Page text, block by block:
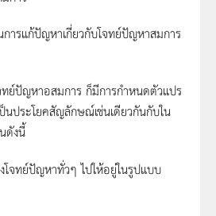
แก้ปัญหาเกี่ยวกับโจทย์ปัญหาสมการ
ญหาอสมการ ก็มีการกำหนดตัวแปร
นประโยคสัญลักษณ์เช่นเดียวกันกับใน
ดังนี้
โจทย์ปัญหาทั่วๆ ไปให้อยู่ในรูปแบบ